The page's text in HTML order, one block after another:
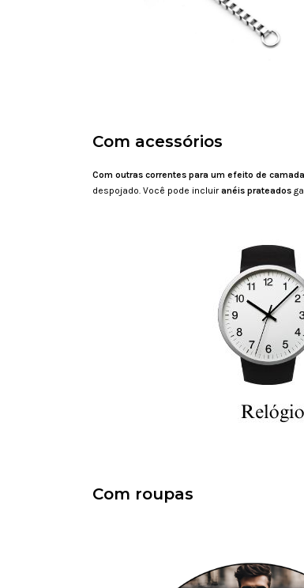
Com acessórios
Com outras correntes para um efeito de
despojado. Você pode incluiranéis prateados
Com roupas